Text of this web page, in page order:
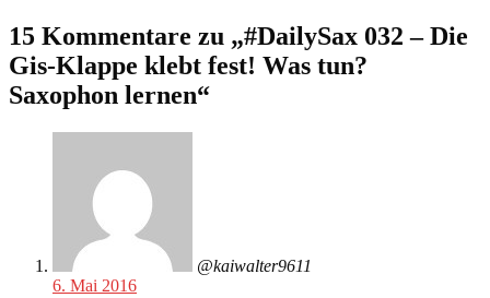
15 Kommentare zu „#DailySax 032 – Die
Gis-Klappe klebt fest! Was tun?
Saxophon lernen“
@kaiwalter9611
6. Mai 2016